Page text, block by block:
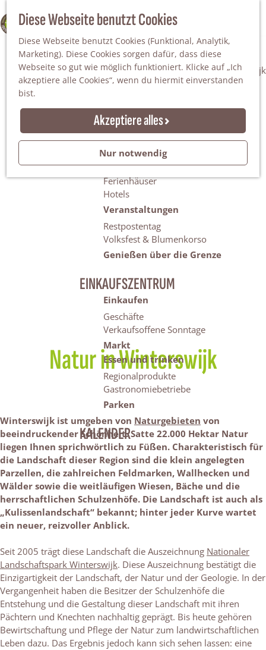
Diese Webseite benutzt Cookies
Diese Webseite benutzt Cookies (Funktional, Analytik,
Marketing). Diese Cookies sorgen dafür, dass diese
Webseite so gut wie möglich funktioniert. Klicke auf „Ich
akzeptiere alle Cookies“, wenn du hiermit einverstanden
bist.
Akzeptiere alles
Nur notwendig
100% WINTERSWIJK
S
u
c
h
e
n
M
e
n
ü
Da staunt man!
Freiheitsbäume
Natur
Naturgebiete
Nationaler Landschaftspark Winterswijk
Der Steingrube
Gärten & Parks
Übernachten
Campingplätze & Ferienparks
Gruppenunterkünfte
Bed & Breakfasts
Ferienhäuser
Hotels
Veranstaltungen
Restpostentag
Volksfest & Blumenkorso
Genießen über die Grenze
EINKAUFSZENTRUM
Einkaufen
Geschäfte
Verkaufsoffene Sonntage
Markt
Essen und trinken
Regionalprodukte
Gastronomiebetriebe
Parken
KALENDER
Natur in Winterswijk
Winterswijk ist umgeben von Naturgebieten von
beeindruckender Schönheit. Satte 22.000 Hektar Natur
liegen Ihnen sprichwörtlich zu Füßen. Charakteristisch für
die Landschaft dieser Region sind die klein angelegten
Parzellen, die zahlreichen Feldmarken, Wallhecken und
Wälder sowie die weitläufigen Wiesen, Bäche und die
herrschaftlichen Schulzenhöfe. Die Landschaft ist auch als
„Kulissenlandschaft“ bekannt; hinter jeder Kurve wartet
ein neuer, reizvoller Anblick.
Seit 2005 trägt diese Landschaft die Auszeichnung Nationaler
Landschaftspark Winterswijk. Diese Auszeichnung bestätigt die
Einzigartigkeit der Landschaft, der Natur und der Geologie. In der
Vergangenheit haben die Besitzer der Schulzenhöfe die
Entstehung und die Gestaltung dieser Landschaft mit ihren
Pächtern und Knechten nachhaltig geprägt. Bis heute gehören
Bewirtschaftung und Pflege der Natur zum landwirtschaftlichen
Leben dazu. Das Ergebnis jedoch kann sich sehen lassen: eine